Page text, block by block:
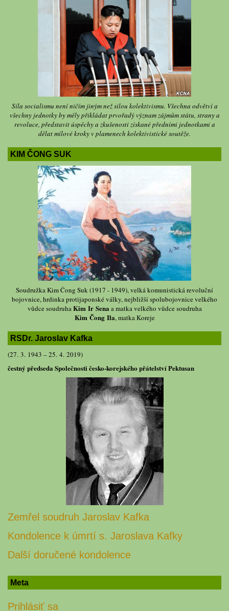
Síla socialismu není ničím jiným než silou kolektivismu. Všechna odvětví a
všechny jednotky by měly přikládat prvořadý význam zájmům státu, strany a
revoluce, představit úspěchy a zkušenosti získané předními jednotkami a
dělat mílové kroky v plamenech kolektivistické soutěže.
KIM ČONG SUK
Soudružka Kim Čong Suk (1917 - 1949), velká komunistická revoluční
bojovnice, hrdinka protijaponské války, nejbližší spolubojovnice velkého
vůdce soudruhaKim Ir Sena a matka velkého vůdce soudruha
Kim Čong Ila, matka Koreje
RSDr. Jaroslav Kafka
(27. 3. 1943 – 25. 4. 2019)
čestný předseda Společnosti česko-korejského přátelství Pektusan
Zemřel soudruh Jaroslav Kafka
Kondolence k úmrtí s. Jaroslava Kafky
Další doručené kondolence
Meta
Prihlásiť sa